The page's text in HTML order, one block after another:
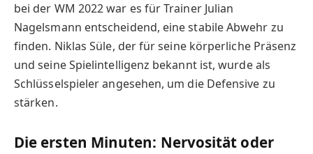
bei der WM 2022 war es für Trainer Julian
Nagelsmann entscheidend, eine stabile Abwehr zu
finden. Niklas Süle, der für seine körperliche Präsenz
und seine Spielintelligenz bekannt ist, wurde als
Schlüsselspieler angesehen, um die Defensive zu
stärken.
Die ersten Minuten: Nervosität oder